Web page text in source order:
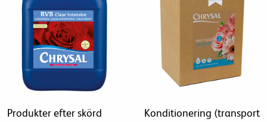
Produkter efter skörd
Konditionering (transport